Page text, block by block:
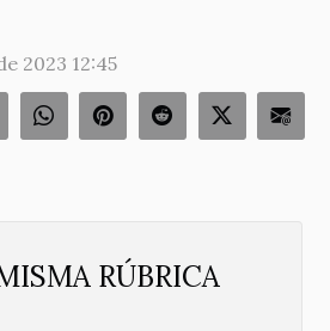
RÚBRICA
2023 12:45